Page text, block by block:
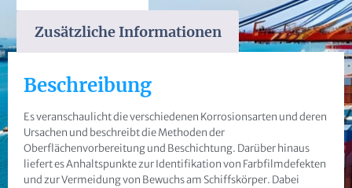
Zusätzliche Informationen
Beschreibung
Es veranschaulicht die verschiedenen Korrosionsarten und deren
Ursachen und beschreibt die Methoden der
Oberflächenvorbereitung und Beschichtung. Darüber hinaus
liefert es Anhaltspunkte zur Identifikation von Farbfilmdefekten
und zur Vermeidung von Bewuchs am Schiffskörper. Dabei